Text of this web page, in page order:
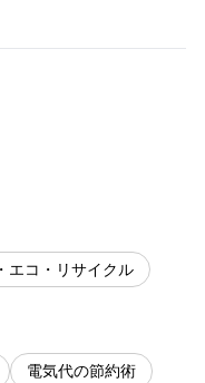
エコ・リサイクル
電気代の節約術